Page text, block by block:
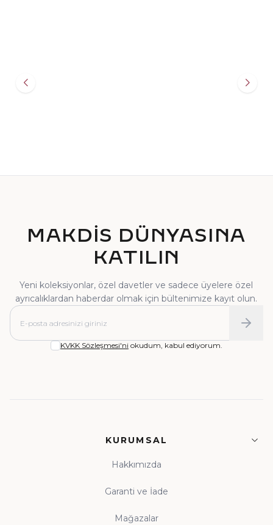
MAKDİS DÜNYASINA
KATILIN
Yeni koleksiyonlar, özel davetler ve sadece üyelere özel
ayrıcalıklardan haberdar olmak için bültenimize kayıt olun.
KVKK Sözleşmesi'ni okudum, kabul ediyorum.
KURUMSAL
Hakkımızda
Garanti ve İade
Mağazalar